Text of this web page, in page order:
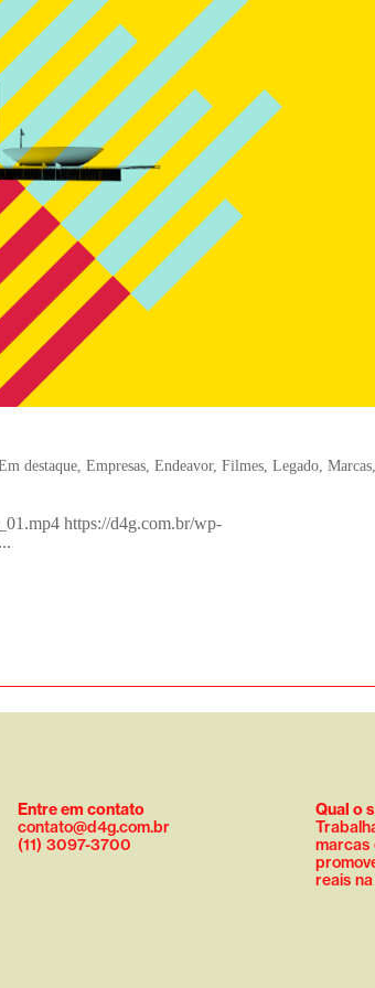
destaque ,Empresas ,Endeavor,Filmes ,Legado ,Marcas
https://d4g.com.br/wp-
Entre em contato
contato@d4g.com.br
(11) 3097-3700
Qual o
marcas
reais